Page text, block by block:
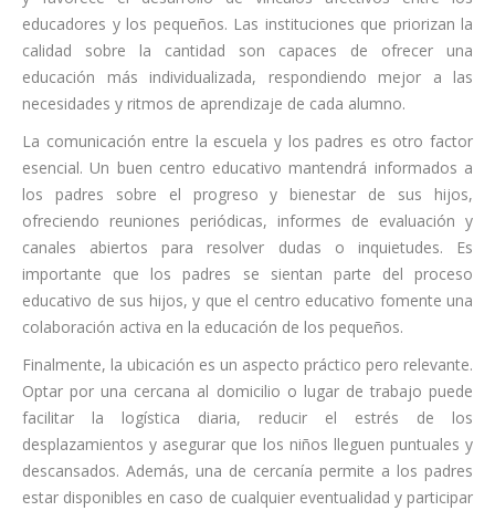
educadores y los pequeños. Las instituciones que priorizan la
calidad sobre la cantidad son capaces de ofrecer una
educación más individualizada, respondiendo mejor a las
necesidades y ritmos de aprendizaje de cada alumno.
La comunicación entre la escuela y los padres es otro factor
esencial. Un buen centro educativo mantendrá informados a
los padres sobre el progreso y bienestar de sus hijos,
ofreciendo reuniones periódicas, informes de evaluación y
canales abiertos para resolver dudas o inquietudes. Es
importante que los padres se sientan parte del proceso
educativo de sus hijos, y que el centro educativo fomente una
colaboración activa en la educación de los pequeños.
Finalmente, la ubicación es un aspecto práctico pero relevante.
Optar por una cercana al domicilio o lugar de trabajo puede
facilitar la logística diaria, reducir el estrés de los
desplazamientos y asegurar que los niños lleguen puntuales y
descansados. Además, una de cercanía permite a los padres
estar disponibles en caso de cualquier eventualidad y participar